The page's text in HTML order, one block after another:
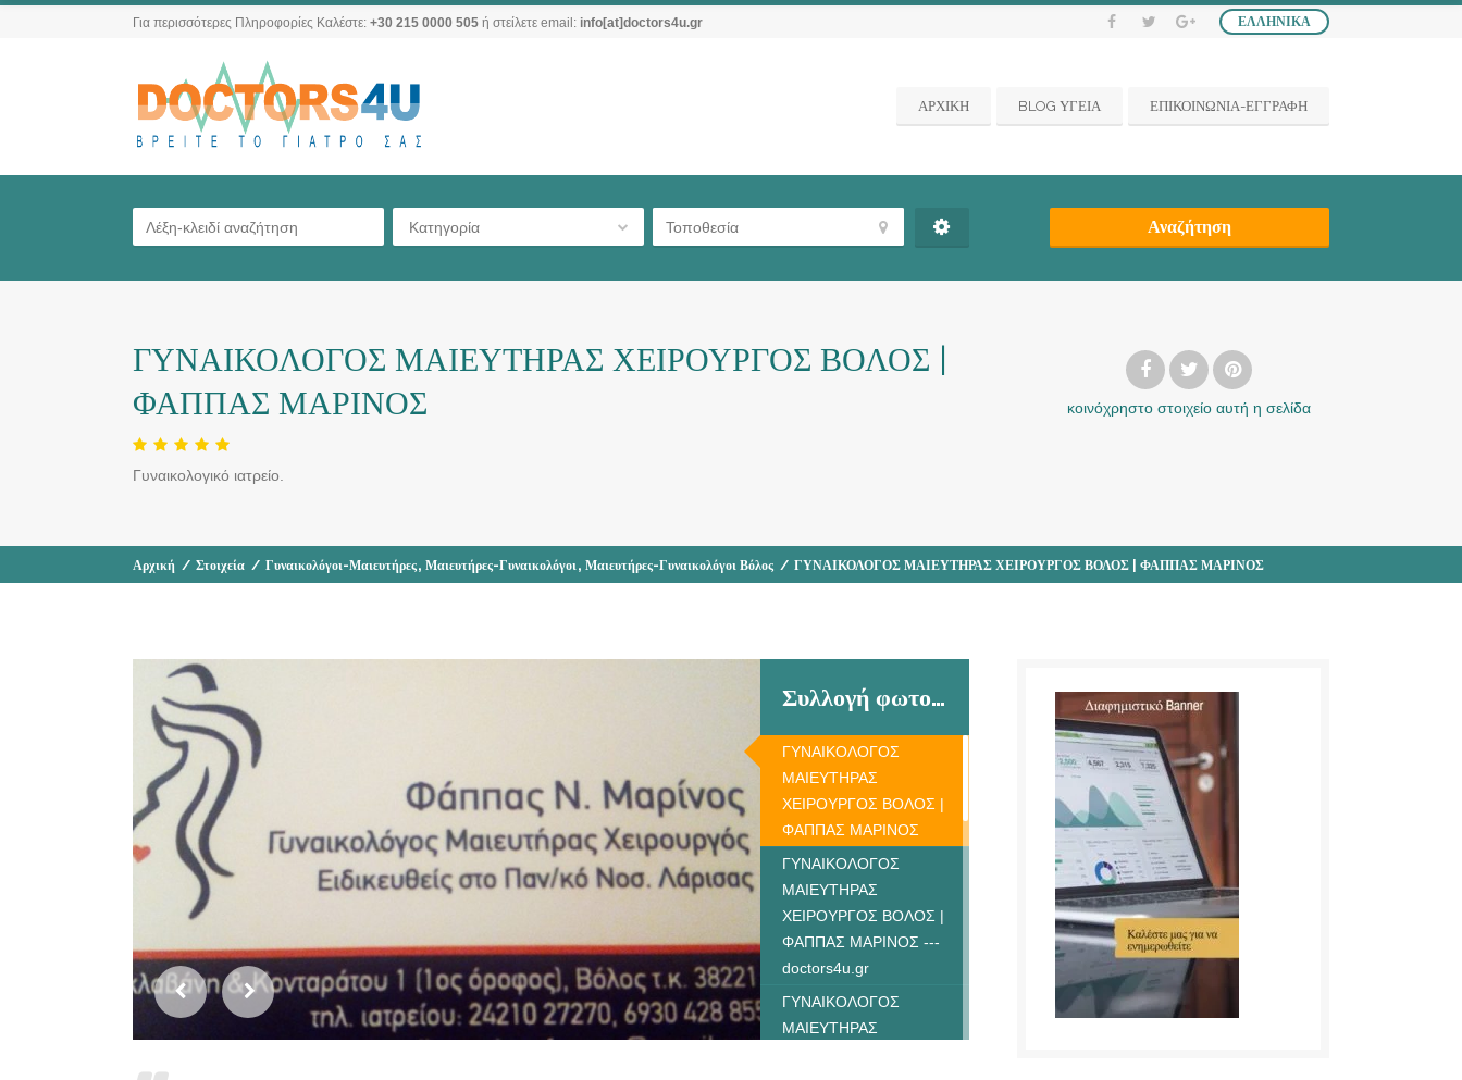
ΕΛΛΗΝΙΚΆ
Για περισσότερες Πληροφορίες Καλέστε: +30 215 0000 505 ή στείλετε email: info[at]doctors4u.gr
ΑΡΧΙΚΗ BLOG ΥΓΕΙΑ ΕΠΙΚΟΙΝΩΝΙΑ-ΕΓΓΡΑΦΗ
Κατηγορία Αναζήτηση
ΓΥΝΑΙΚΟΛΟΓΟΣ ΜΑΙΕΥΤΗΡΑΣ ΧΕΙΡΟΥΡΓΟΣ ΒΟΛΟΣ |
ΦΑΠΠΑΣ ΜΑΡΙΝΟΣ
Γυναικολογικό ιατρείο.
κοινόχρηστο στοιχείο αυτή η σελίδα
Αρχική / Στοιχεία / Γυναικολόγοι-Μαιευτήρες, Μαιευτήρες-Γυναικολόγοι, Μαιευτήρες-Γυναικολόγοι Βόλος / ΓΥΝΑΙΚΟΛΟΓΟΣ ΜΑΙΕΥΤΗΡΑΣ ΧΕΙΡΟΥΡΓΟΣ ΒΟΛΟΣ | ΦΑΠΠΑΣ ΜΑΡΙΝΟΣ
Συλλογή φωτογραφιών
ΓΥΝΑΙΚΟΛΟΓΟΣ
ΜΑΙΕΥΤΗΡΑΣ
ΧΕΙΡΟΥΡΓΟΣ ΒΟΛΟΣ |
ΦΑΠΠΑΣ ΜΑΡΙΝΟΣ
ΓΥΝΑΙΚΟΛΟΓΟΣ
ΜΑΙΕΥΤΗΡΑΣ
ΧΕΙΡΟΥΡΓΟΣ ΒΟΛΟΣ |
ΦΑΠΠΑΣ ΜΑΡΙΝΟΣ ---
doctors4u.gr
ΓΥΝΑΙΚΟΛΟΓΟΣ
ΜΑΙΕΥΤΗΡΑΣ